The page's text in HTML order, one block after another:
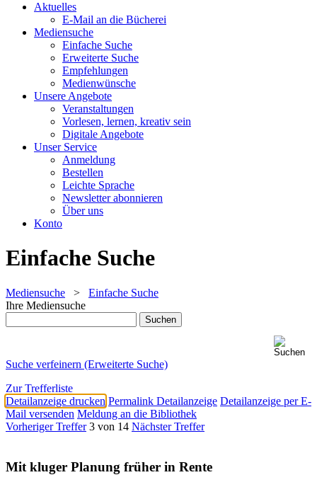
Aktuelles
E-Mail an die Bücherei
Mediensuche
Einfache Suche
Erweiterte Suche
Empfehlungen
Medienwünsche
Unsere Angebote
Veranstaltungen
Vorlesen, lernen, kreativ sein
Digitale Angebote
Unser Service
Anmeldung
Bestellen
Leichte Sprache
Newsletter abonnieren
Über uns
Konto
Einfache Suche
Mediensuche > Einfache Suche
Ihre Mediensuche
Suche verfeinern (Erweiterte Suche)
Zur Trefferliste
Detailanzeige drucken Permalink Detailanzeige Detailanzeige per E-
Mail versenden Meldung an die Bibliothek
Vorheriger Treffer 3 von 14 Nächster Treffer
Mit kluger Planung früher in Rente